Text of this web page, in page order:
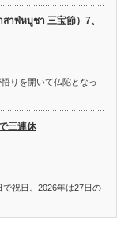
าฬหบูชา 三宝節）7、
りを開いて仏陀となっ
三連休
祝日。2026年は27日の